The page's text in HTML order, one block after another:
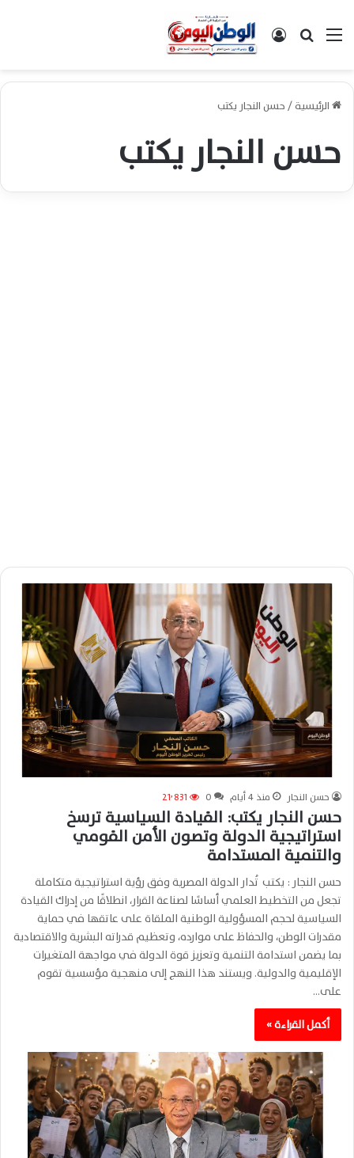
القائمةبحث عن تسجيل الدخول
الرئيسية/حسن النجار يكتب
حسن النجار يكتب
حسن النجار منذ 4 أيام 0 21٬831
حسن النجار يكتب: القيادة السياسية ترسخ
استراتيجية الدولة وتصون الأمن القومي
والتنمية المستدامة
حسن النجار : يكتب تُدار الدولة المصرية وفق رؤية استراتيجية متكاملة
تجعل من التخطيط العلمي أساسًا لصناعة القرار، انطلاقًا من إدراك القيادة
السياسية لحجم المسؤولية الوطنية الملقاة على عاتقها في حماية
مقدرات الوطن، والحفاظ على موارده، وتعظيم قدراته البشرية والاقتصادية
بما يضمن استدامة التنمية وتعزيز قوة الدولة في مواجهة المتغيرات
الإقليمية والدولية. ويستند هذا النهج إلى منهجية مؤسسية تقوم
على…
أكمل القراءة »